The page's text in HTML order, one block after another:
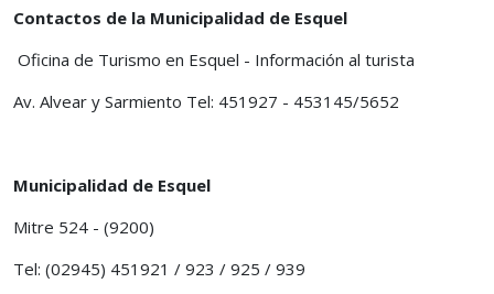
Contactos de la Municipalidad de Esquel
Oficina de Turismo en Esquel - Información al turista
Av. Alvear y Sarmiento Tel: 451927 - 453145/5652
Municipalidad de Esquel
Mitre 524 - (9200)
Tel: (02945) 451921 / 923 / 925 / 939